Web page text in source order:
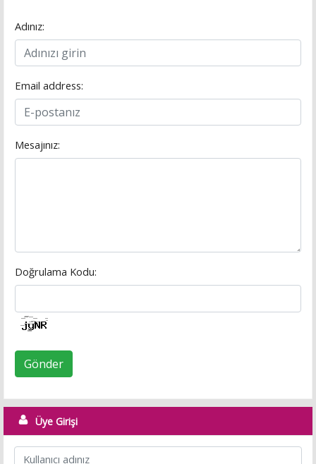
Adınız:
Email address:
Mesajınız:
Doğrulama Kodu:
Gönder
Üye Girişi